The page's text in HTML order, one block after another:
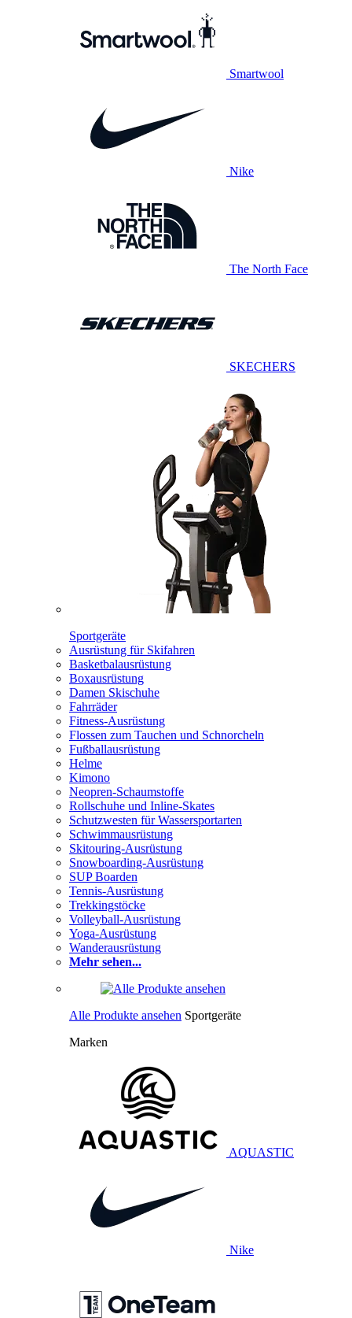
Smartwool
Nike
The North Face
SKECHERS
Sportgeräte
Ausrüstung für Skifahren
Basketbalausrüstung
Boxausrüstung
Damen Skischuhe
Fahrräder
Fitness-Ausrüstung
Flossen zum Tauchen und Schnorcheln
Fußballausrüstung
Helme
Kimono
Neopren-Schaumstoffe
Rollschuhe und Inline-Skates
Schutzwesten für Wassersportarten
Schwimmausrüstung
Skitouring-Ausrüstung
Snowboarding-Ausrüstung
SUP Boarden
Tennis-Ausrüstung
Trekkingstöcke
Volleyball-Ausrüstung
Yoga-Ausrüstung
Wanderausrüstung
Mehr sehen...
Alle Produkte ansehen Sportgeräte
Marken
AQUASTIC
Nike